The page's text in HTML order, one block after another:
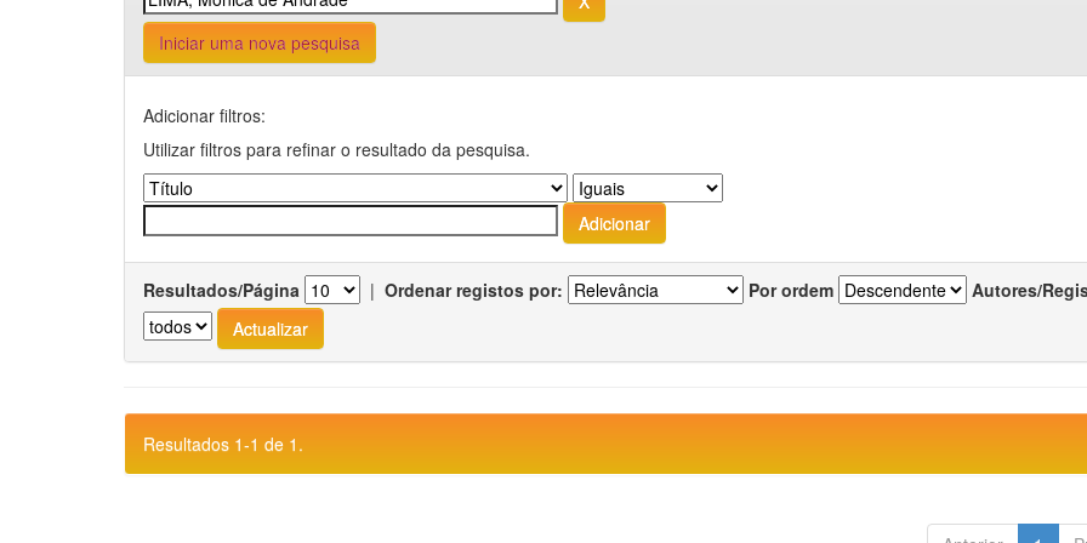
Iniciar uma nova pesquisa
Adicionar filtros:
Utilizar filtros para refinar o resultado da pesquisa.
Resultados/Página | Ordenar registos por: Por ordem Autores/
Resultados 1-1 de 1.